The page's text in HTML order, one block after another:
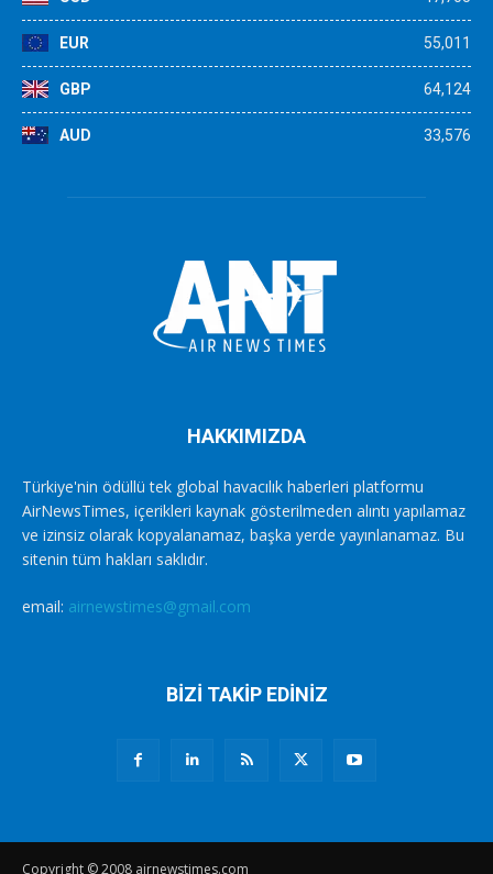
EUR 55,011
GBP 64,124
AUD 33,576
HAKKIMIZDA
Türkiye'nin ödüllü tek global havacılık haberleri platformu
AirNewsTimes, içerikleri kaynak gösterilmeden alıntı yapılamaz
ve izinsiz olarak kopyalanamaz, başka yerde yayınlanamaz. Bu
sitenin tüm hakları saklıdır.
email: airnewstimes@gmail.com
BİZİ TAKİP EDİNİZ
Copyright © 2008 airnewstimes.com